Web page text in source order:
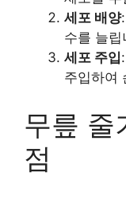
세포 배양
수를 늘립
세포 주입
주입하여
무릎 줄
점